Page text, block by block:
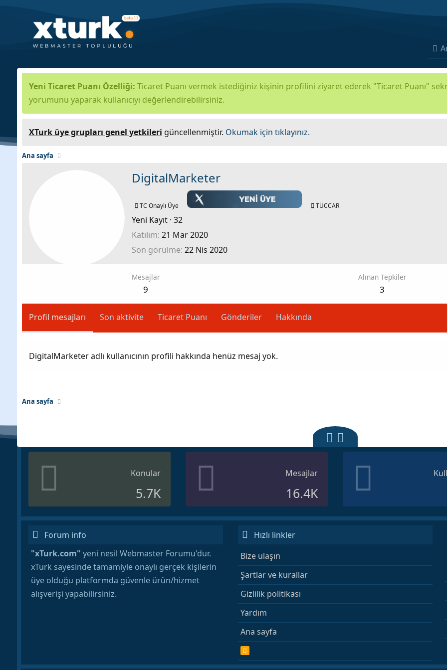
Yeni Ticaret Puanı Özelliği: Ticaret Puanı vermek istediğiniz kişinin profilini ziyaret ederek "Ticaret Puanı"
yorumunu yaparak kullanıcıyı değerlendirebilirsiniz.
XTurk üye grupları genel yetkileri güncellenmiştir. Okumak için tıklayınız.
Ana sayfa
DigitalMarketer
TC Onaylı Üye TÜCCAR
Yeni Kayıt · 32
Katılım 21 Mar 2020
Son görülme 22 Nis 2020
Mesajlar
9
Alınan Tepkiler
3
Profil mesajları Son aktivite Ticaret Puanı Gönderiler Hakkında
DigitalMarketer adlı kullanıcının profili hakkında henüz mesaj yok.
Ana sayfa
Konular
5.7K
Mesajlar
16.4K
Forum info
"xTurk.com" yeni nesil Webmaster Forumu'dur.
xTurk sayesinde tamamiyle onaylı gerçek kişilerin
üye olduğu platformda güvenle ürün/hizmet
alışverişi yapabilirsiniz.
Hızlı linkler
Bize ulaşın
Şartlar ve kurallar
Gizlilik politikası
Yardım
Ana sayfa
R
S
S